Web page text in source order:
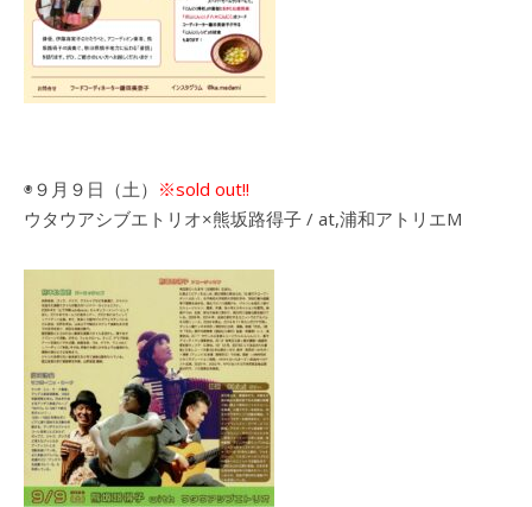
◉９月９日（土） ※sold out!!
ウタウアシブエトリオ×熊坂路得子 / at,浦和アトリエM